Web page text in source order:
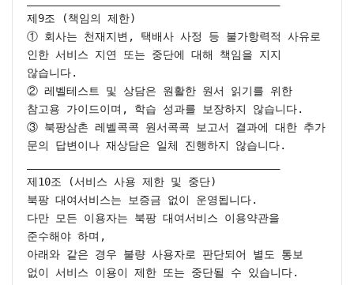
제9조 (책임의 제한)
① 회사는 천재지변, 택배사 사정 등 불가항력적 사유로
인한 서비스 지연 또는 중단에 대해 책임을 지지
않습니다.
② 레벨테스트 및 상담은 원활한 원서 읽기를 위한
참고용 가이드이며, 학습 성과를 보장하지 않습니다.
③ 북팡삼촌 레벨콕콕 원서콕콕 보고서 결과에 대한 추가
문의 답변이나 재상담은 일체 진행하지 않습니다.
제10조 (서비스 사용 제한 및 중단)
북팡 대여서비스는 보증금 없이 운영됩니다.
다만 모든 이용자는 북팡 대여서비스 이용약관을
준수해야 하며,
아래와 같은 경우 불량 사용자로 판단되어 별도 통보
없이 서비스 이용이 제한 또는 중단될 수 있습니다.